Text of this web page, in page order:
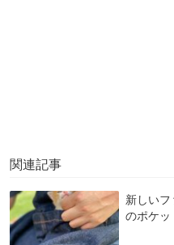
関連記事
新しい
のポケッ